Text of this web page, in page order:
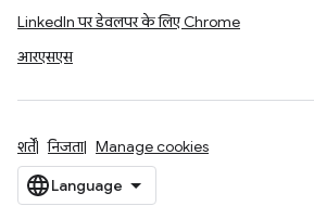
LinkedIn पर डेवलपर के लिए Chrome
आरएसएस
शर्तें निजता Manage cookies